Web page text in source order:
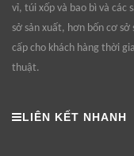
vỉ, túi xốp và bao bì và các
sở sản xuất, hơn bốn cơ
cấp cho khách hàng thời
thuật.
LIÊN KẾT NHANH